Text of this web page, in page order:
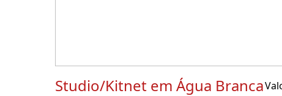
Studio/Kitnet em Água Branca